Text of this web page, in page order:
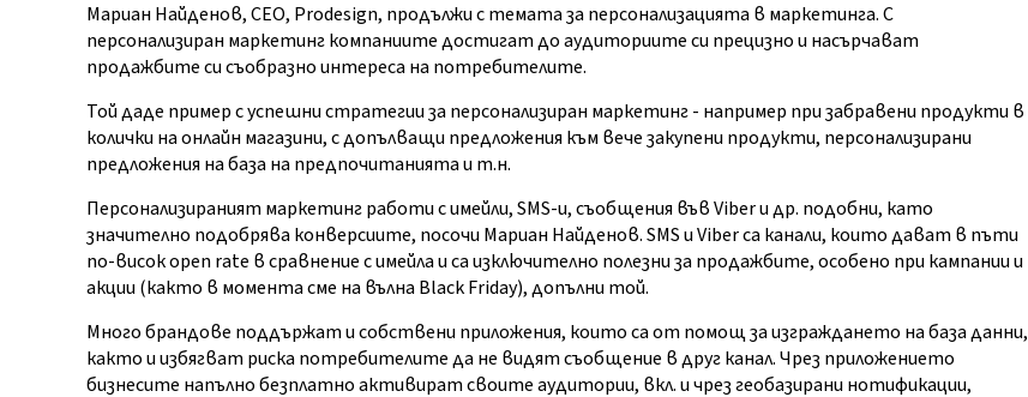
Мариан Найденов, CEO, Prodesign, продължи с темата за персонализацията в маркетинга. С
персонализиран маркетинг компаниите достигат до аудиториите си прецизно и насърчават
продажбите си съобразно интереса на потребителите.
Той даде пример с успешни стратегии за персонализиран маркетинг - например при забравени продукти в
колички на онлайн магазини, с допълващи предложения към вече закупени продукти, персонализирани
предложения на база на предпочитанията и т.н.
Персонализираният маркетинг работи с имейли, SMS-и, съобщения във Viber и др. подобни, като
значително подобрява конверсиите, посочи Мариан Найденов. SMS и Viber са канали, които дават в пъти
по-висок open rate в сравнение с имейла и са изключително полезни за продажбите, особено при кампании и
акции (както в момента сме на вълна Black Friday), допълни той.
Много брандове поддържат и собствени приложения, които са от помощ за изграждането на база данни,
както и избягват риска потребителите да не видят съобщение в друг канал. Чрез приложението
бизнесите напълно безплатно активират своите аудитории, вкл. и чрез геобазирани нотификации,